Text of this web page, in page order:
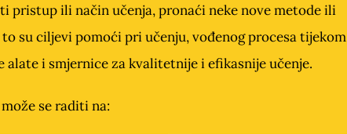
pristup ili način učenja, pronaći neke nove metode ili
su ciljevi pomoći pri učenju, vođenog procesa tijekom
i smjernice za kvalitetnije i efikasnije učenje.
se raditi na: